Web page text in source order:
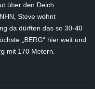
über den Deich.
Steve wohnt
da dürften das so 30-40
„BERG“ hier weit und
mit 170 Metern.